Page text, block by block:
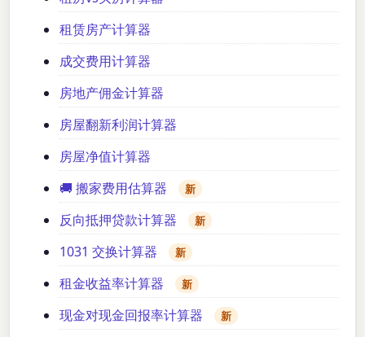
租赁房产计算器
成交费用计算器
房地产佣金计算器
房屋翻新利润计算器
房屋净值计算器
🚚 搬家费用估算器
新
反向抵押贷款计算器 新
1031 交换计算器 新
租金收益率计算器 新
现金对现金回报率计算器 新